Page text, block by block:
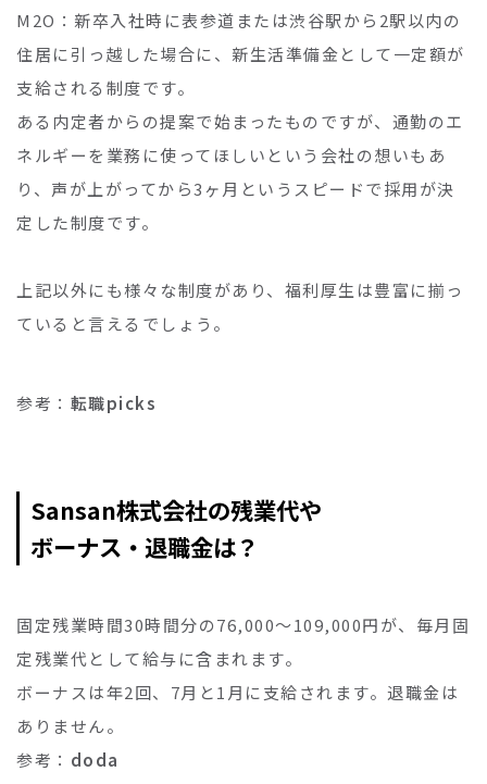
M2O：新卒入社時に表参道または渋谷駅から2駅以内の
住居に引っ越した場合に、新生活準備金として一定額が
支給される制度です。
ある内定者からの提案で始まったものですが、通勤のエ
ネルギーを業務に使ってほしいという会社の想いもあ
り、声が上がってから3ヶ月というスピードで採用が決
定した制度です。
上記以外にも様々な制度があり、福利厚生は豊富に揃っ
ていると言えるでしょう。
参考： 転職picks
Sansan株式会社の残業代や
ボーナス・退職金は？
固定残業時間30時間分の76,000～109,000円が、毎月固
定残業代として給与に含まれます。
ボーナスは年2回、7月と1月に支給されます。退職金は
ありません。
参考： doda